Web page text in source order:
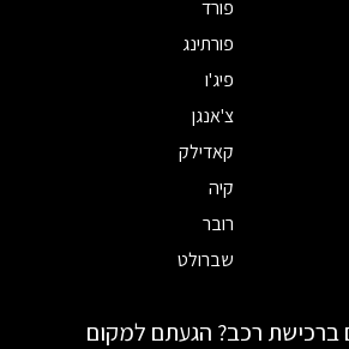
פורד
פורתינג
פיג'ו
צ'אנגן
קאדילק
קיה
רובר
שברולט
ברכישת רכב? הגעתם למקום